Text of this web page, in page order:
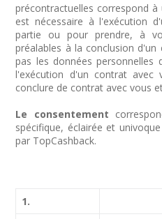
précontractuelles correspond
est nécessaire à l'exécution
partie ou pour prendre, à
préalables à la conclusion
pas les données
l'exécution d'un contrat avec
conclure de contrat avec vous
Le consentement
spécifique, éclairée et
par TopCashback.
1.